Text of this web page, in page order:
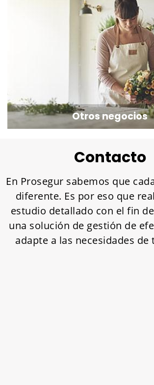
Otros negocios
Contacto
En Prosegur sabemos que
diferente. Es por eso que
estudio detallado con el fin
una solución de gestión de
adapte a las necesidades de